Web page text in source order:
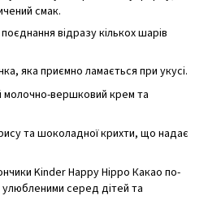
смак.
відразу кількох шарів
яка приємно ламається при укусі.
молочно-вершковий крем та
та шоколадної крихти, що надає
Kinder Happy Hippo Какао по-
серед дітей та